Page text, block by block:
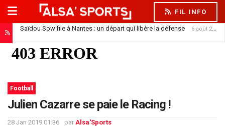
FIL INFO
Saïdou Sow file à Nantes : un départ qui libère la défense 6 août 2026
Football
Julien Cazarre se paie le Racing !
28 Jan 2019 01:36 par Alsa'Sports